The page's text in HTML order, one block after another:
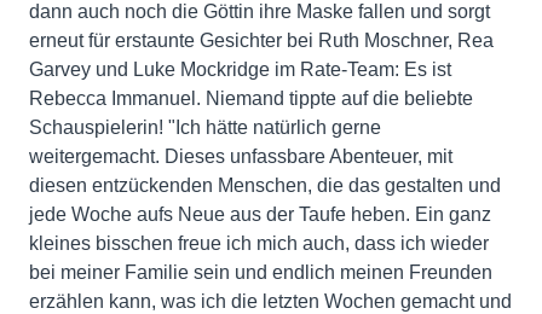
dann auch noch die Göttin ihre Maske fallen und sorgt
erneut für erstaunte Gesichter bei Ruth Moschner, Rea
Garvey und Luke Mockridge im Rate-Team: Es ist
Rebecca Immanuel. Niemand tippte auf die beliebte
Schauspielerin! "Ich hätte natürlich gerne
weitergemacht. Dieses unfassbare Abenteuer, mit
diesen entzückenden Menschen, die das gestalten und
jede Woche aufs Neue aus der Taufe heben. Ein ganz
kleines bisschen freue ich mich auch, dass ich wieder
bei meiner Familie sein und endlich meinen Freunden
erzählen kann, was ich die letzten Wochen gemacht und